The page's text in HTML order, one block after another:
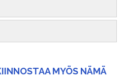
MYÖS NÄMÄ